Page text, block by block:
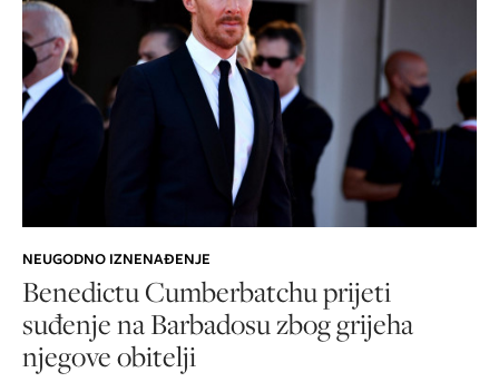
NEUGODNO IZNENAĐENJE
Benedictu Cumberbatchu prijeti
suđenje na Barbadosu zbog grijeha
njegove obitelji